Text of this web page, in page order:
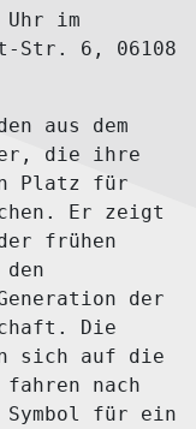
im
Str. 6, 06108
aus dem
die ihre
Platz für
Er zeigt
frühen
der
Die
sich auf die
fahren nach
Symbol für ein